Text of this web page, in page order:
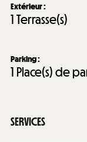
Extérieur:
1Terrasse(s)
Parking:
1 Place(s) de
SERVICES